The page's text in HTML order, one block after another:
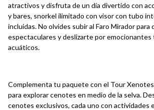
atractivos y disfruta de un día divertido con
y bares, snorkel ilimitado con visor con tubo
incluidas. No olvides subir al Faro Mirador
espectaculares y deslizarte por emocionantes
acuáticos.
Complementa tu paquete con el Tour
para explorar cenotes en medio de la selva.
cenotes exclusivos, cada uno con actividades